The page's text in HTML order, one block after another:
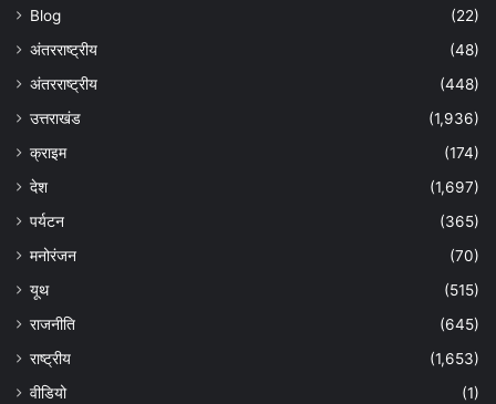
Blog
(22)
अंतरराष्ट्रीय
(48)
अंतरराष्ट्रीय
(448)
उत्तराखंड
(1,936)
क्राइम
(174)
देश
(1,697)
पर्यटन
(365)
मनोरंजन
(70)
यूथ
(515)
राजनीति
(645)
राष्ट्रीय
(1,653)
वीडियो
(1)